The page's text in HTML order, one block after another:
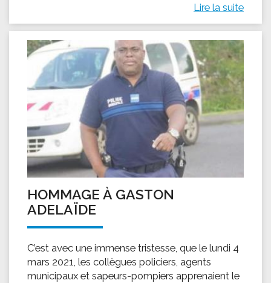
Lire la suite
HOMMAGE À GASTON
ADELAÏDE
C’est avec une immense tristesse, que le lundi 4
mars 2021, les collègues policiers, agents
municipaux et sapeurs-pompiers apprenaient le